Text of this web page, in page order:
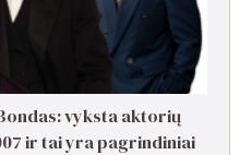
vyksta aktorių
ir tai yra pagrindiniai